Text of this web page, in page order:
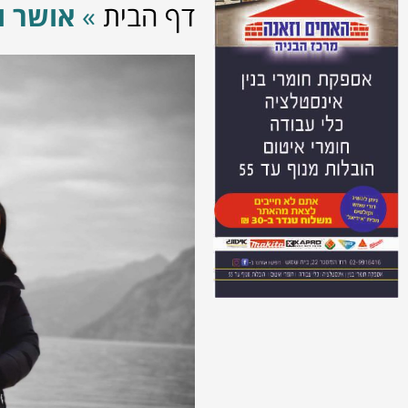
דף הבית » אושר